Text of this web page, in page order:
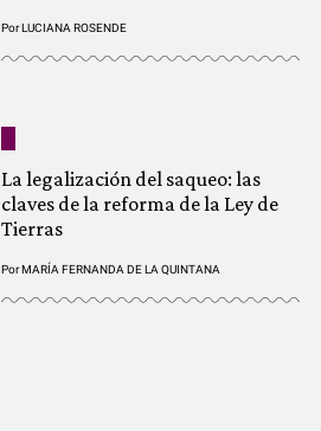
PorLUCIANA ROSENDE
La legalización del saqueo: las
claves de la reforma de la Ley de
Tierras
PorMARÍA FERNANDA DE LA QUINTANA